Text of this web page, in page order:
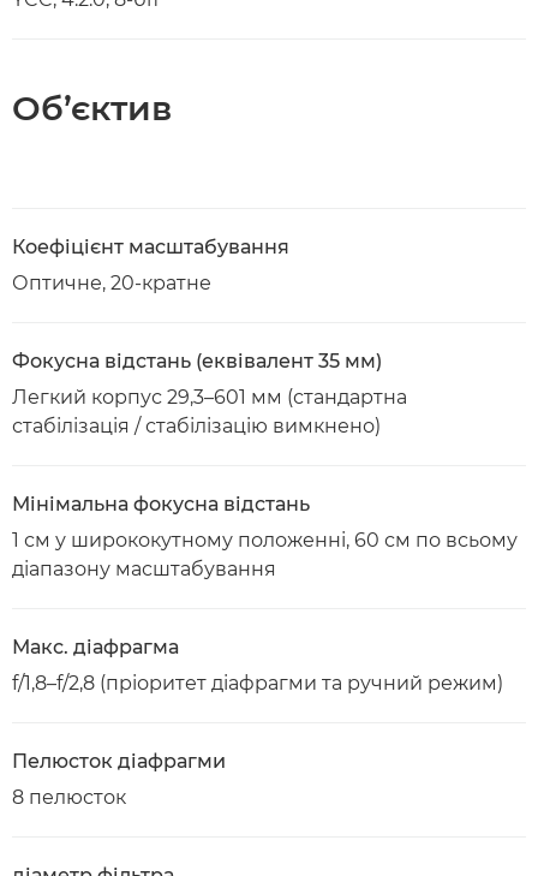
Об’єктив
Коефіцієнт масштабування
Оптичне, 20-кратне
Фокусна відстань (еквівалент 35 мм)
Легкий корпус 29,3–601 мм (стандартна
стабілізація / стабілізацію вимкнено)
Мінімальна фокусна відстань
1 см у ширококутному положенні, 60 см по всьому
діапазону масштабування
Макс. діафрагма
f/1,8–f/2,8 (пріоритет діафрагми та ручний режим)
Пелюсток діафрагми
8 пелюсток